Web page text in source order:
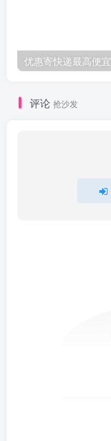
评论 抢沙发